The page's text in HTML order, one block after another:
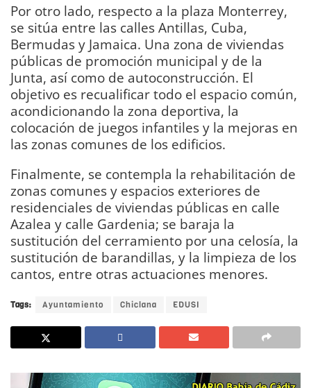
Por otro lado, respecto a la plaza Monterrey,
se sitúa entre las calles Antillas, Cuba,
Bermudas y Jamaica. Una zona de viviendas
públicas de promoción municipal y de la
Junta, así como de autoconstrucción. El
objetivo es recualificar todo el espacio común,
acondicionando la zona deportiva, la
colocación de juegos infantiles y la mejoras en
las zonas comunes de los edificios.
Finalmente, se contempla la rehabilitación de
zonas comunes y espacios exteriores de
residenciales de viviendas públicas en calle
Azalea y calle Gardenia; se baraja la
sustitución del cerramiento por una celosía, la
sustitución de barandillas, y la limpieza de los
cantos, entre otras actuaciones menores.
Tags: Ayuntamiento Chiclana EDUSI